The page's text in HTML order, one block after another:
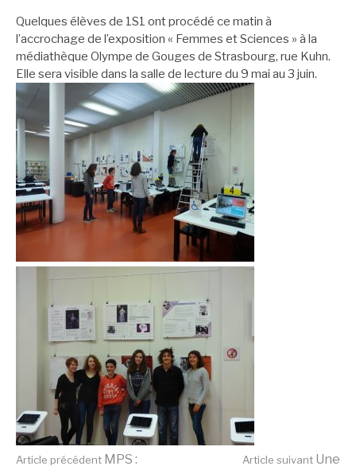
Quelques élèves de 1S1 ont procédé ce matin à
l’accrochage de l’exposition « Femmes et Sciences » à la
médiathèque Olympe de Gouges de Strasbourg, rue Kuhn.
Elle sera visible dans la salle de lecture du 9 mai au 3 juin.
Article précédent MPS :
Article suivant Une